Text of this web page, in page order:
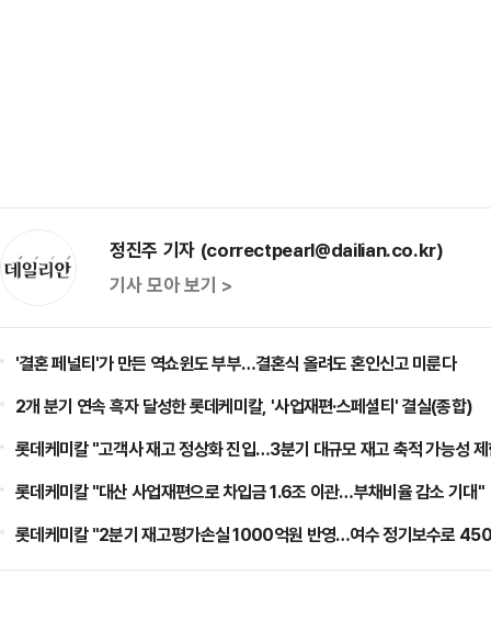
정진주 기자 (correctpearl@dailian.co.kr)
기사 모아 보기 >
'결혼 페널티'가 만든 역쇼윈도 부부…결혼식 올려도 혼인신고 미룬다
2개 분기 연속 흑자 달성한 롯데케미칼, '사업재편·스페셜티' 결실(종합)
롯데케미칼 "고객사 재고 정상화 진입…3분기 대규모 재고 축적 가능성
롯데케미칼 "대산 사업재편으로 차입금 1.6조 이관…부채비율 감소 기대"
롯데케미칼 "2분기 재고평가손실 1000억원 반영…여수 정기보수로